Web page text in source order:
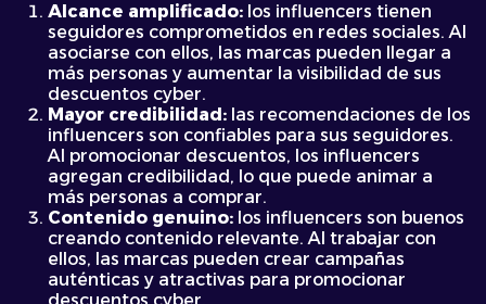
Alcance amplificado: los influencers tienen
seguidores comprometidos en redes sociales. Al
asociarse con ellos, las marcas pueden llegar a
más personas y aumentar la visibilidad de sus
descuentos cyber.
Mayor credibilidad: las recomendaciones de los
influencers son confiables para sus seguidores.
Al promocionar descuentos, los influencers
agregan credibilidad, lo que puede animar a
más personas a comprar.
Contenido genuino: los influencers son buenos
creando contenido relevante. Al trabajar con
ellos, las marcas pueden crear campañas
auténticas y atractivas para promocionar